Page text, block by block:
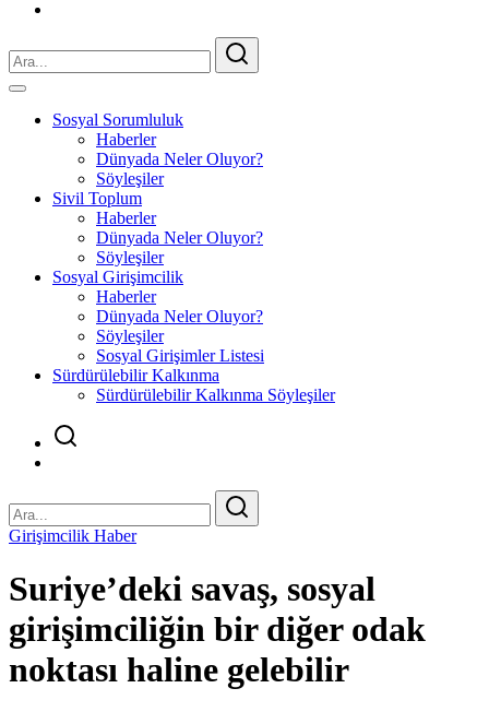
Sosyal Sorumluluk
Haberler
Dünyada Neler Oluyor?
Söyleşiler
Sivil Toplum
Haberler
Dünyada Neler Oluyor?
Söyleşiler
Sosyal Girişimcilik
Haberler
Dünyada Neler Oluyor?
Söyleşiler
Sosyal Girişimler Listesi
Sürdürülebilir Kalkınma
Sürdürülebilir Kalkınma Söyleşiler
Girişimcilik Haber
Suriye’deki savaş, sosyal
girişimciliğin bir diğer odak
noktası haline gelebilir